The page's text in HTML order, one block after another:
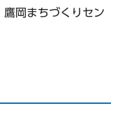
まちづくりセン